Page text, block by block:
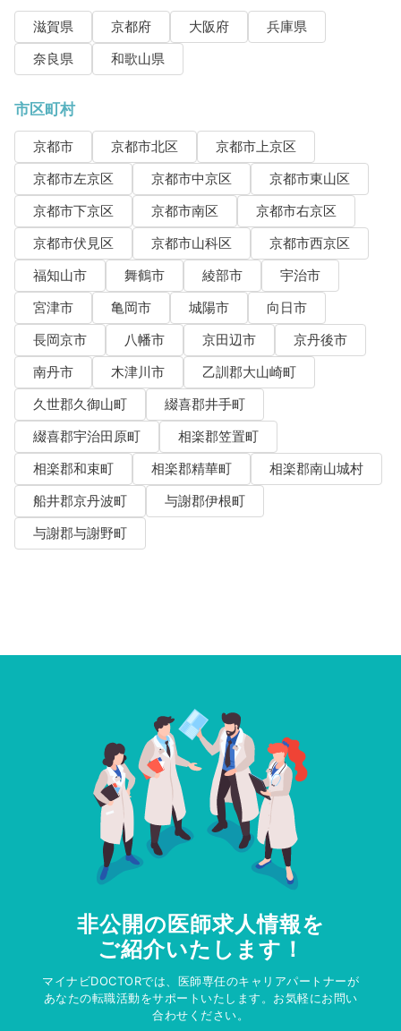
滋賀県 京都府 大阪府
兵庫県
奈良県
和歌山県
市区町村
京都市 京都市北区
京都市上京区
京都市左京区
京都市中京区
京都市東山区
京都市下京区
京都市南区
京都市右京区
京都市伏見区
京都市山科区
京都市西京区
福知山市
舞鶴市 綾部市
宇治市
宮津市
亀岡市 城陽市
向日市
長岡京市
八幡市 京田辺市
京丹後市
南丹市
木津川市
乙訓郡大山崎町
久世郡久御山町
綴喜郡井手町
綴喜郡宇治田原町
相楽郡笠置町
相楽郡和束町
相楽郡精華町
相楽郡南山城村
船井郡京丹波町
与謝郡伊根町
与謝郡与謝野町
非公開の医師求人情報を
ご紹介いたします！
マイナビDOCTORでは、医師専任のキャリアパートナーが
あなたの転職活動をサポートいたします。お気軽にお問い
合わせください。